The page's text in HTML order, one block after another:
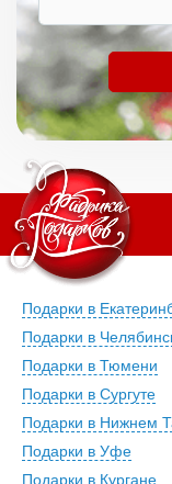
Подарки в
Подарки в
Подарки в Тюмени
Подарки в Сургуте
Подарки в Нижнем
Подарки в Уфе
Подарки в Кургане